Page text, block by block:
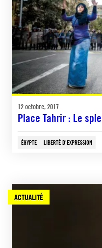
12 octobre, 2017
Place Tahrir : Le
ÉGYPTE LIBERTÉ D'EXPRESSION
ACTUALITÉ